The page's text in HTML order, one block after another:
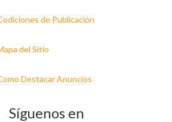
de Publicación
del Sitio
Destacar Anuncios
Síguenos en